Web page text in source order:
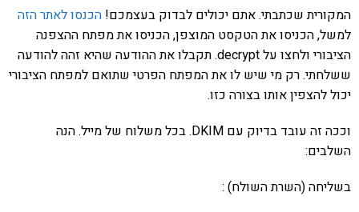
המקורית שכתבתי. אתם יכולים לבדוק בעצמכם! הכנסו לאתר הזה
למשל, הכניסו את הטקסט המוצפן, הכניסו את מפתח ההצפנה
הציבורי ולחצו על decrypt. תקבלו את ההודעה שהיא זהה להודעה
ששלחתי. רק מי שיש לו את המפתח הפרטי שתואם למפתח הציבורי
יכול להצפין אותו בצורה כזו.
וככה זה עובד בדיוק עם DKIM. בכל משלוח של מייל. הנה
השלבים:
בשליחה (השרת השולח) :